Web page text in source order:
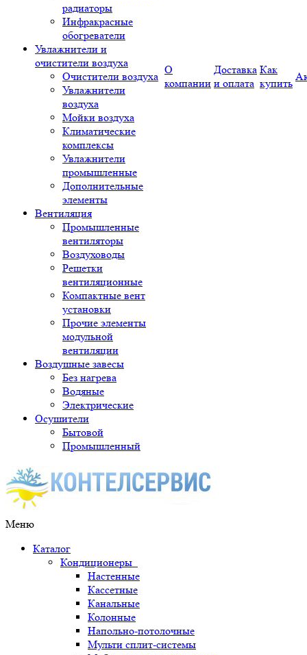
радиаторы
Инфракрасные
обогреватели
Увлажнители и
очистители воздуха
Очистители воздуха
Увлажнители
воздуха
Мойки воздуха
Климатические
комплексы
Увлажнители
промышленные
Дополнительные
элементы
Вентиляция
Промышленные
вентиляторы
Воздуховоды
Решетки
вентиляционные
Компактные вент
установки
Прочие элементы
модульной
вентиляции
Воздушные завесы
Без нагрева
Водяные
Электрические
Осушители
Бытовой
Промышленный
О
компании
Доставка
и оплата
Как
купить
Меню
Каталог
Кондиционеры
Настенные
Кассетные
Канальные
Колонные
Напольно-потолочные
Мульти сплит-системы